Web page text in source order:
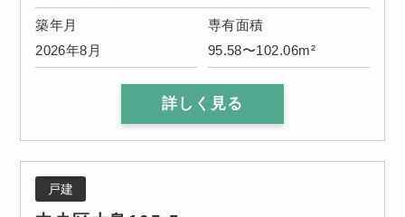
築年月
2026年8月
専有面積
95.58〜102.06m²
詳しく見る
戸建